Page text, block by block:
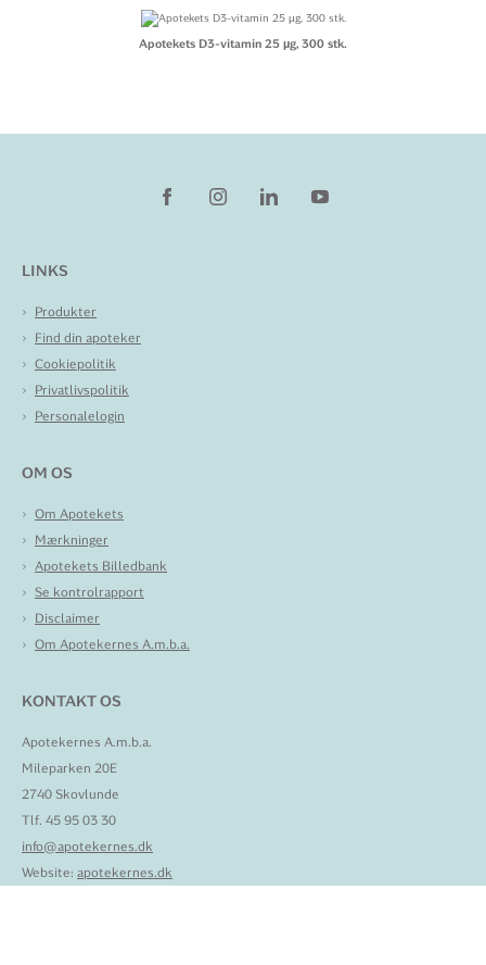
Apotekets D3-vitamin 25 µg, 300 stk.
LINKS
Produkter
Find din apoteker
Cookiepolitik
Privatlivspolitik
Personalelogin
OM OS
Om Apotekets
Mærkninger
Apotekets Billedbank
Se kontrolrapport
Disclaimer
Om Apotekernes A.m.b.a.
KONTAKT OS
Apotekernes A.m.b.a.
Mileparken 20E
2740 Skovlunde
Tlf. 45 95 03 30
info@apotekernes.dk
Website: apotekernes.dk